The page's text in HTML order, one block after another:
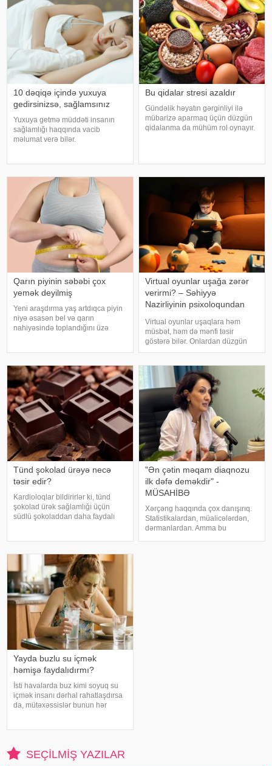
10 dəqiqə içində yuxuya
gedirsinizsə, sağlamsınız
Yuxuya getmə müddəti insanın
sağlamlığı haqqında vacib
məlumat verə bilər.
üzrə mütəxəssis Mişel Drerupun
sözlərinə görə
Bu qidalar stresi azaldır
Gündəlik həyatın gərginliyi ilə
mübarizə aparmaq üçün düzgün
qidalanma da mühüm rol oynayır.
təsirlərini azaltmağa kömək edə
bilər
Qarın piyinin səbəbi çox
yemək deyilmiş
Yeni araşdırma yaş artdıqca piyin
niyə əsasən bel və qarın
nahiyəsində toplandığını üzə
müşahidə edir. Bu isə təkcə esteti
Virtual oyunlar uşağa zərər
verirmi? – Səhiyyə
Nazirliyinin psixoloqundan
Virtual oyunlar uşaqlara həm
müsbət, həm də mənfi təsir
göstərə bilər. Onlardan düzgün
rejimdə istifadə edildikdə zehni
artıq oynanılması fiziki və psixoloji
problemlərə səbəb ola bilər
Tünd şokolad ürəyə necə
təsir edir?
Kardioloqlar bildirirlər ki, tünd
şokolad ürək sağlamlığı üçün
südlü şokoladdan daha faydalı
maddələrdir. -a istinadən bildirir ki
"Ən çətin məqam diaqnozu
ilk dəfə deməkdir" -
MÜSAHİBƏ
Xərçəng haqqında çox danışırıq.
Statistikalardan, müalicələrdən,
dərmanlardan. Amma bu
Yayda buzlu su içmək
həmişə faydalıdırmı?
İsti havalarda buz kimi soyuq su
içmək insanı dərhal rahatlaşdırsa
da, mütəxəssislər bunun hər
SEÇILMIŞ YAZILAR